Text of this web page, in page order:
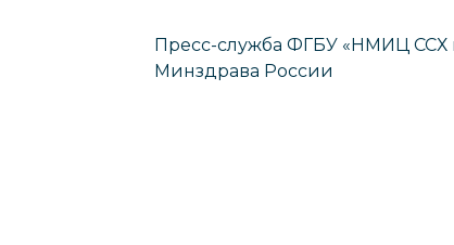
Пресс-служба ФГБУ «НМИЦ ССХ
Минздрава России